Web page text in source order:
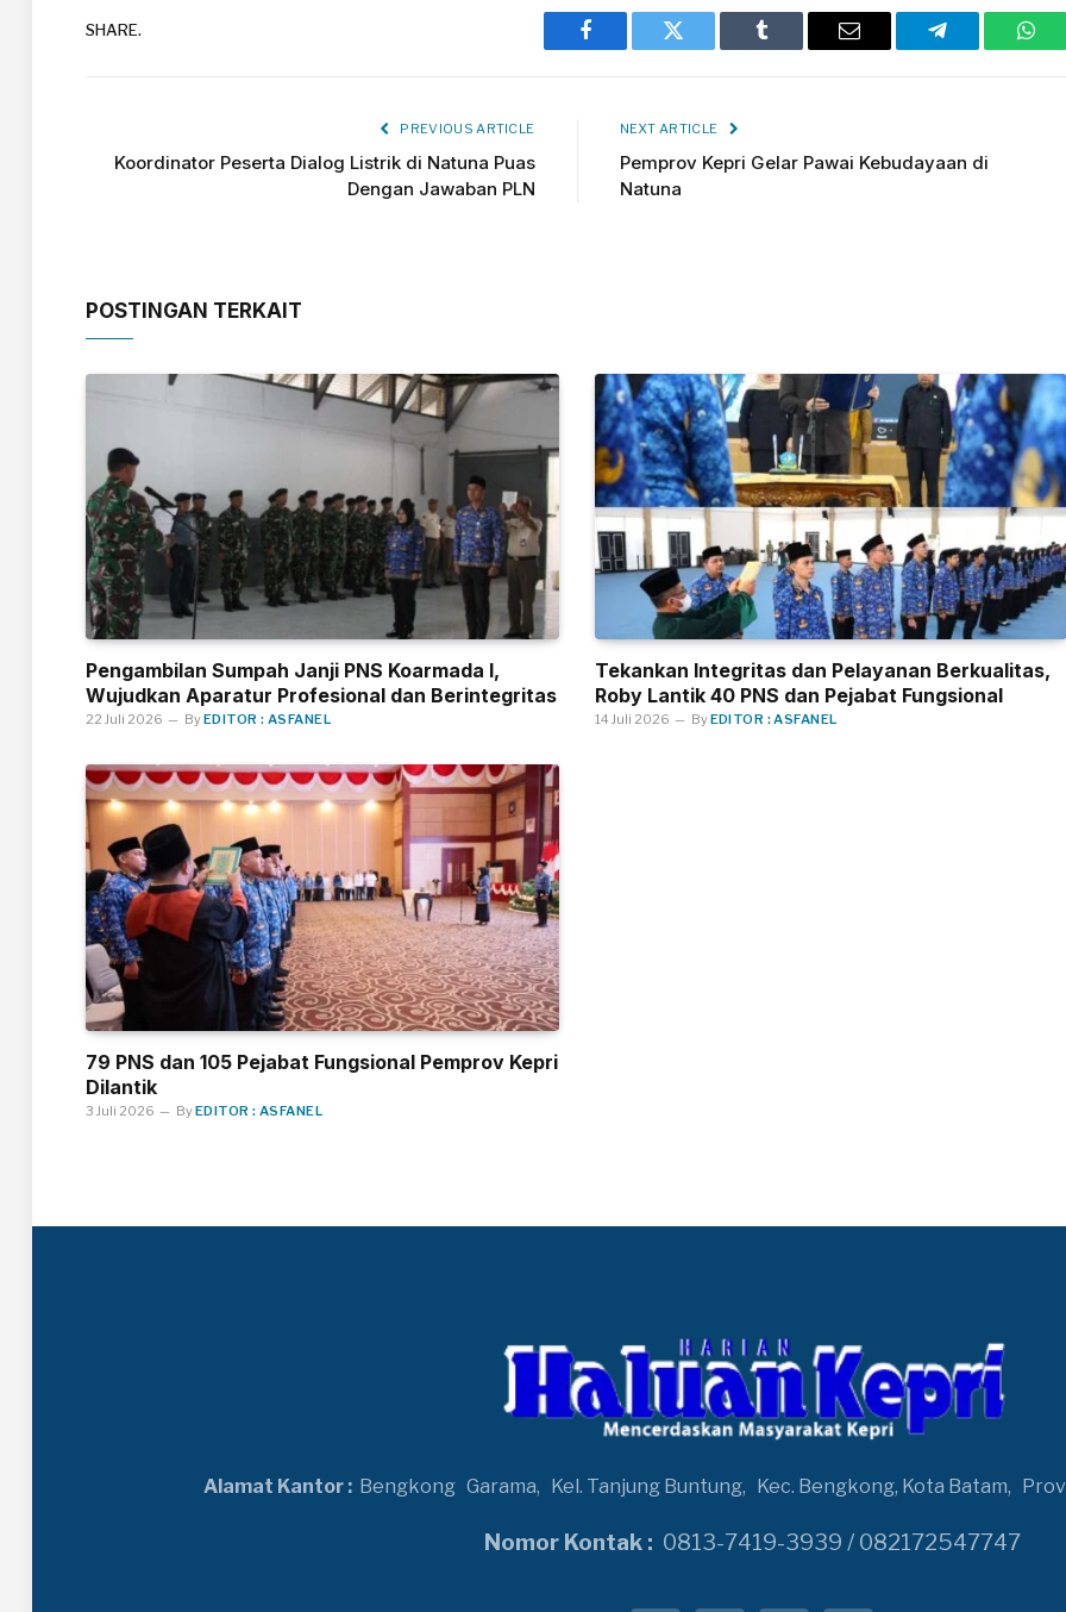
SHARE.
Facebook Twitter Tumblr Email Telegram
PREVIOUS ARTICLE
Koordinator Peserta Dialog Listrik di Natuna Puas
Dengan Jawaban PLN
NEXT ARTICLE
Pemprov Kepri Gelar Pawai Kebudayaan di
Natuna
POSTINGAN TERKAIT
Pengambilan Sumpah Janji PNS Koarmada I,
Wujudkan Aparatur Profesional dan Berintegritas
22 Juli 2026 ByEDITOR : ASFANEL
Tekankan Integritas dan Pelayanan Berkualitas,
Roby Lantik 40 PNS dan Pejabat Fungsional
14 Juli 2026 ByEDITOR : ASFANEL
79 PNS dan 105 Pejabat Fungsional Pemprov Kepri
Dilantik
3 Juli 2026 ByEDITOR : ASFANEL
Alamat Kantor : Bengkong Garama, Kel. Tanjung Buntung, Kec. Bengkong, Kota Batam,
Nomor Kontak : 0813-7419-3939 / 082172547747